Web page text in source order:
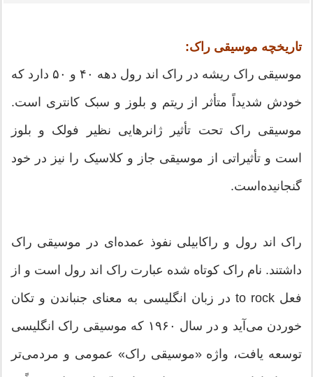
تاریخچه موسیقی راک:
موسیقی راک ریشه در راک اند رول دهه ۴۰ و ۵۰ دارد که
خودش شدیداً متأثر از ریتم و بلوز و سبک کانتری است.
موسیقی راک تحت تأثیر ژانرهایی نظیر فولک و بلوز
است و تأثیراتی از موسیقی جاز و کلاسیک را نیز در خود
گنجانیده‌است.
راک اند رول و راکابیلی نفوذ عمده‌ای در موسیقی راک
داشتند. نام راک کوتاه شده عبارت راک اند رول است و از
فعل to rock در زبان انگلیسی به معنای جنباندن و تکان
خوردن می‌آید و در سال ۱۹۶۰ که موسیقی راک انگلیسی
توسعه یافت، واژه «موسیقی راک» عمومی و مردمی‌تر